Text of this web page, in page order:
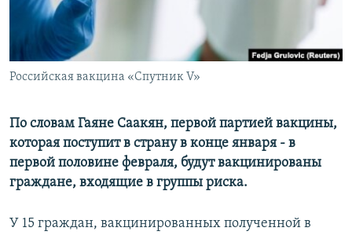
English
Русский
Все сайты Радио Азатутюн
Российская вакцина «Спутник V»
По словам Гаяне Саакян, первой партией вакцины,
которая поступит в страну в конце января - в
первой половине февраля, будут вакцинированы
граждане, входящие в группы риска.
У 15 граждан, вакцинированных полученной в